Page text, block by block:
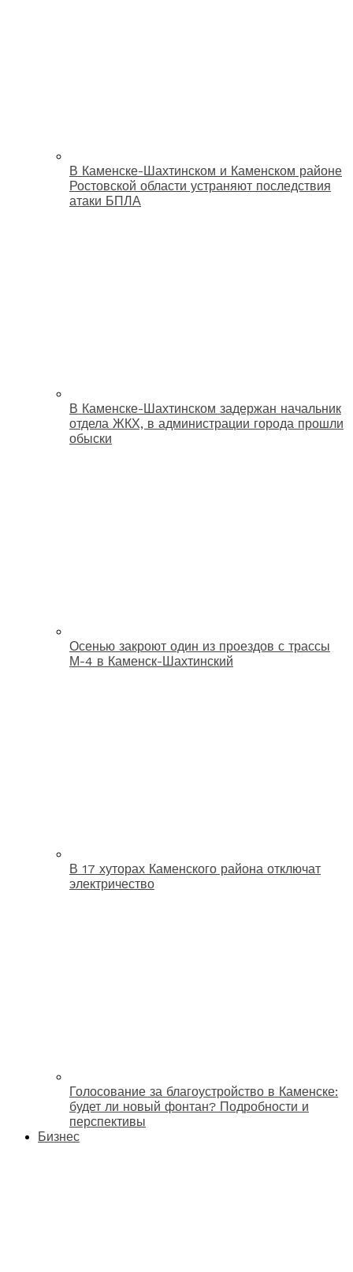
В Каменске-Шахтинском и Каменском районе
Ростовской области устраняют последствия
атаки БПЛА
В Каменске-Шахтинском задержан начальник
отдела ЖКХ, в администрации города прошли
обыски
Осенью закроют один из проездов с трассы
М-4 в Каменск-Шахтинский
В 17 хуторах Каменского района отключат
электричество
Голосование за благоустройство в Каменске:
будет ли новый фонтан? Подробности и
перспективы
Бизнес